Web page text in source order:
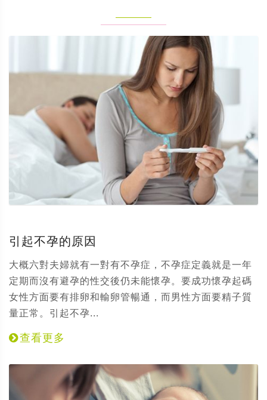
引起不孕的原因
大概六對夫婦就有一對有不孕症，不孕症定義就是一年
定期而沒有避孕的性交後仍未能懷孕。要成功懷孕起碼
女性方面要有排卵和輸卵管暢通，而男性方面要精子質
量正常。引起不孕...
查看更多